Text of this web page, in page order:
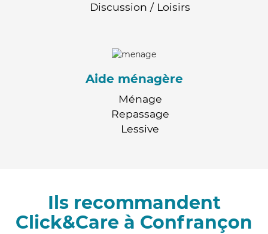
Discussion / Loisirs
Aide ménagère
Ménage
Repassage
Lessive
Ils recommandent
Click&Care à Confrançon